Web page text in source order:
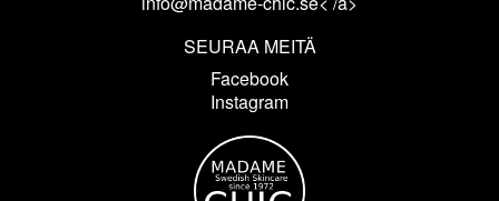
SEURAA MEITÄ
Facebook
Instagram